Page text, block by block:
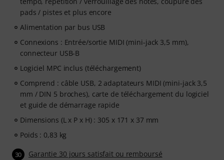
pads / pistes et plus encore
Alimentation par bus USB
Connexions : Entrée/sortie MIDI (mini-jack 3,5 mm),
connecteur USB-B
Logiciel MPC inclus (téléchargement)
Comprend : câble USB, 2 adaptateurs MIDI (mini-jack 3,5
mm / DIN 5 broches), carte de téléchargement du logiciel
et guide de démarrage rapide
Dimensions (L x P x H) : 305 x 171 x 37 mm
Poids : 0,83 kg
30 Garantie 30 jours satisfait ou remboursé